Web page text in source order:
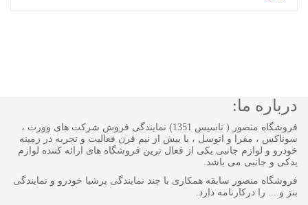
درباره ما:
فروشگاه منصور ( تاسیس 1351) نمایندگی فروش شرکت های وورث ،
سوناکس ، مفرا و اتوسل ، با بیش از نیم قرن فعالیت و تجربه در زمینه
خودرو و لوازم جانبی یکی از فعال ترین فروشگاه های ارائه کننده لوازم
یدکی و جانبی می باشد.
فروشگاه منصور سابقه همکاری با چند نمایندگی پرشیا خودرو و نمایندگی
بنز و.... را درکارنامه دارد.